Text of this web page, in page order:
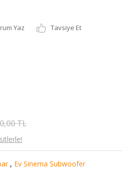
Yaz
Tavsiye Et
TL
, Ev Sinema Subwoofer